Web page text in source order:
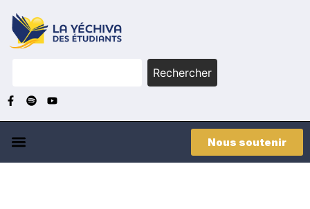
Rechercher
Nous soutenir